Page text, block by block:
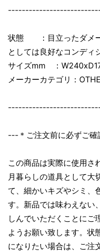
状態 ：目立ったダメー
としては良好なコンディ
サイズmm ：
メーカーカテゴリ：
---＊ご注文前に必ずご
この商品は実際に使用さ
月暮らしの道具として大
て、細かいキズやシミ、
す。新品では味わえない
しんでいただくことにご
ようお願い致します。状
になりたい場合は、ご注